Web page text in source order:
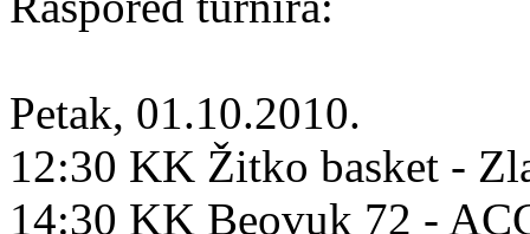
Petak, 01.10.2010.
12:30 KK Žitko basket -
14:30 KK Beovuk 72 -